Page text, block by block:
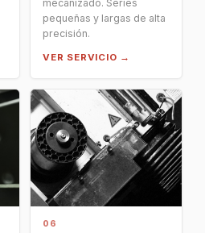
mecanizado. Series
pequeñas y largas de alta
precisión.
VER SERVICIO →
06